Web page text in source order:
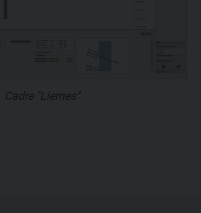
Cadre "Liernes"